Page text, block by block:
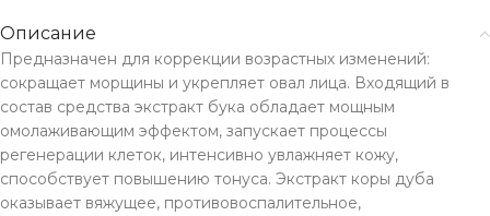
Описание
Предназначен для коррекции возрастных изменений:
сокращает морщины и укрепляет овал лица. Входящий в
состав средства экстракт бука обладает мощным
омолаживающим эффектом, запускает процессы
регенерации клеток, интенсивно увлажняет кожу,
способствует повышению тонуса. Экстракт коры дуба
оказывает вяжущее, противовоспалительное,